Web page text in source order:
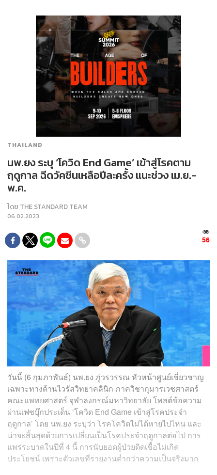
THAILAND
นพ.ยง ระบุ ‘โควิด End Game’ เข้าสู่โรคตาม
ฤดูกาล ฉีดวัคซีนเหลือปีละครั้ง แนะช่วง เม.ย.-
พ.ค.
โดย THE STANDARD TEAM
06.02.2023
56
วันนี้ (6 กุมภาพันธ์) นพ.ยง ภู่วรวรรณ หัวหน้าศูนย์เชี่ยวชาญ
เฉพาะทางด้านไวรัสวิทยาคลินิก ภาควิชากุมารเวชศาสตร์
คณะแพทยศาสตร์ จุฬาลงกรณ์มหาวิทยาลัย โพสต์ข้อความ
ผ่านเฟซบุ๊กประเด็น ‘โควิด End Game เข้าสู่โรคประจำ
ฤดูกาล’ โดย นพ.ยง ระบุว่า โรคโควิดไม่ได้หายไปไหน และ
น่าจะสิ้นสุดด้วยการเปลี่ยนเป็นโรคประจำฤดูกาลต่อไป การ
แพร่ระบาดในปีที่ 4 นี้ การนับยอดผู้ป่วยติดเชื้อไม่เกิด
ประโยชน์ เพราะตัวเลขที่รายงานต่ำกว่าความเป็นจริงมาก